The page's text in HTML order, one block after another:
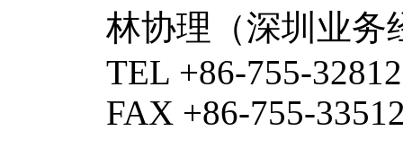
林协理（深圳业务经
TEL +86-755-
FAX +86-755-